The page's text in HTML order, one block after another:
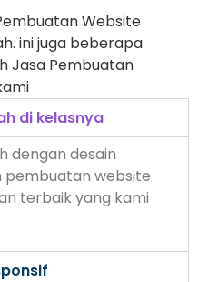
Website
ini juga beberapa
Jasa Pembuatan
di kelasnya
dengan desain
pembuatan website
terbaik yang kami